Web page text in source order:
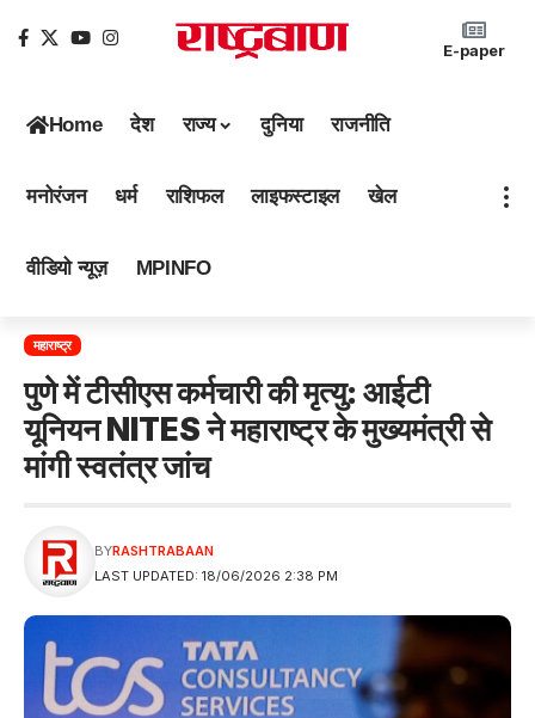
E-paper
Home देश राज्य दुनिया राजनीति
मनोरंजन धर्म राशिफल लाइफस्टाइल खेल
वीडियो न्यूज़ MPINFO
महाराष्ट्र
पुणे में टीसीएस कर्मचारी की मृत्यु: आईटी
यूनियन NITES ने महाराष्ट्र के मुख्यमंत्री से
मांगी स्वतंत्र जांच
LAST UPDATED: 18/06/2026 2:38 PM
BYRASHTRABAAN